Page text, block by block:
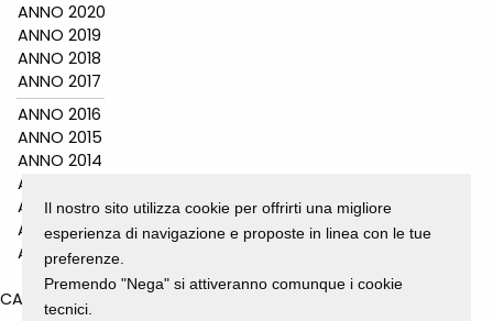
ANNO 2020
ANNO 2019
ANNO 2018
ANNO 2017
ANNO 2016
ANNO 2015
ANNO 2014
ANNO 2011
ANNO 2010
ANNO 2009
ANNO 2008
CATEGORIES
Il nostro sito utilizza cookie per offrirti una migliore
esperienza di navigazione e proposte in linea con le tue
preferenze.
Premendo "Nega" si attiveranno comunque i cookie
tecnici.